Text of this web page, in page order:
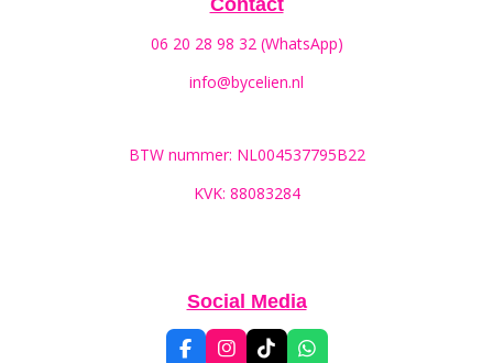
Contact
06 20 28 98 32 (WhatsApp)
info@bycelien.nl
BTW nummer: NL004537795B22
KVK: 88083284
Social Media
F I T W